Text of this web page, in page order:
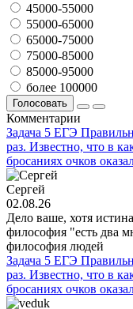
45000-55000
55000-65000
65000-75000
75000-85000
85000-95000
более 100000
Голосовать
Комментарии
Задача 5 ЕГЭ
раз. Известно, что в
бросаниях очков
Сергей
02.08.26
Дело ваше, хотя
философия "есть два
философия людей
Задача 5 ЕГЭ
раз. Известно, что в
бросаниях очков